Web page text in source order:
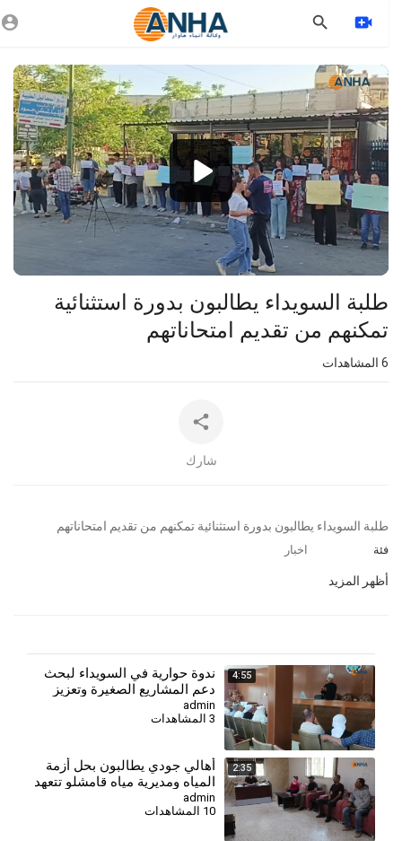
Video
Player
1080p
360p
240p
⁣طلبة السويداء يطالبون بدورة استثنائية
تمكنهم من تقديم امتحاناتهم
المشاهدات
شارك
⁣⁣طلبة السويداء يطالبون بدورة استثنائية تمكنهم من تقديم امتحاناتهم
فئة اخبار
أظهر المزيد
4:55
⁣ندوة حوارية في السويداء لبحث
دعم المشاريع الصغيرة وتعزيز
الشراكات الاستثمارية
admin
3 المشاهدات
2:35
أهالي جودي يطالبون بحل أزمة
المياه ومديرية مياه قامشلو تتعهد
بإجراءات إسعافية
admin